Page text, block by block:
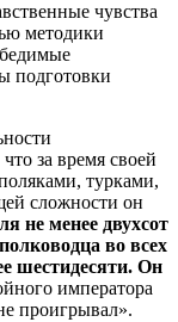
чувства
методики
подготовки
за время своей
турками,
сложности он
не менее двухсот
во всех
шестидесяти. Он
императора
проигрывал».